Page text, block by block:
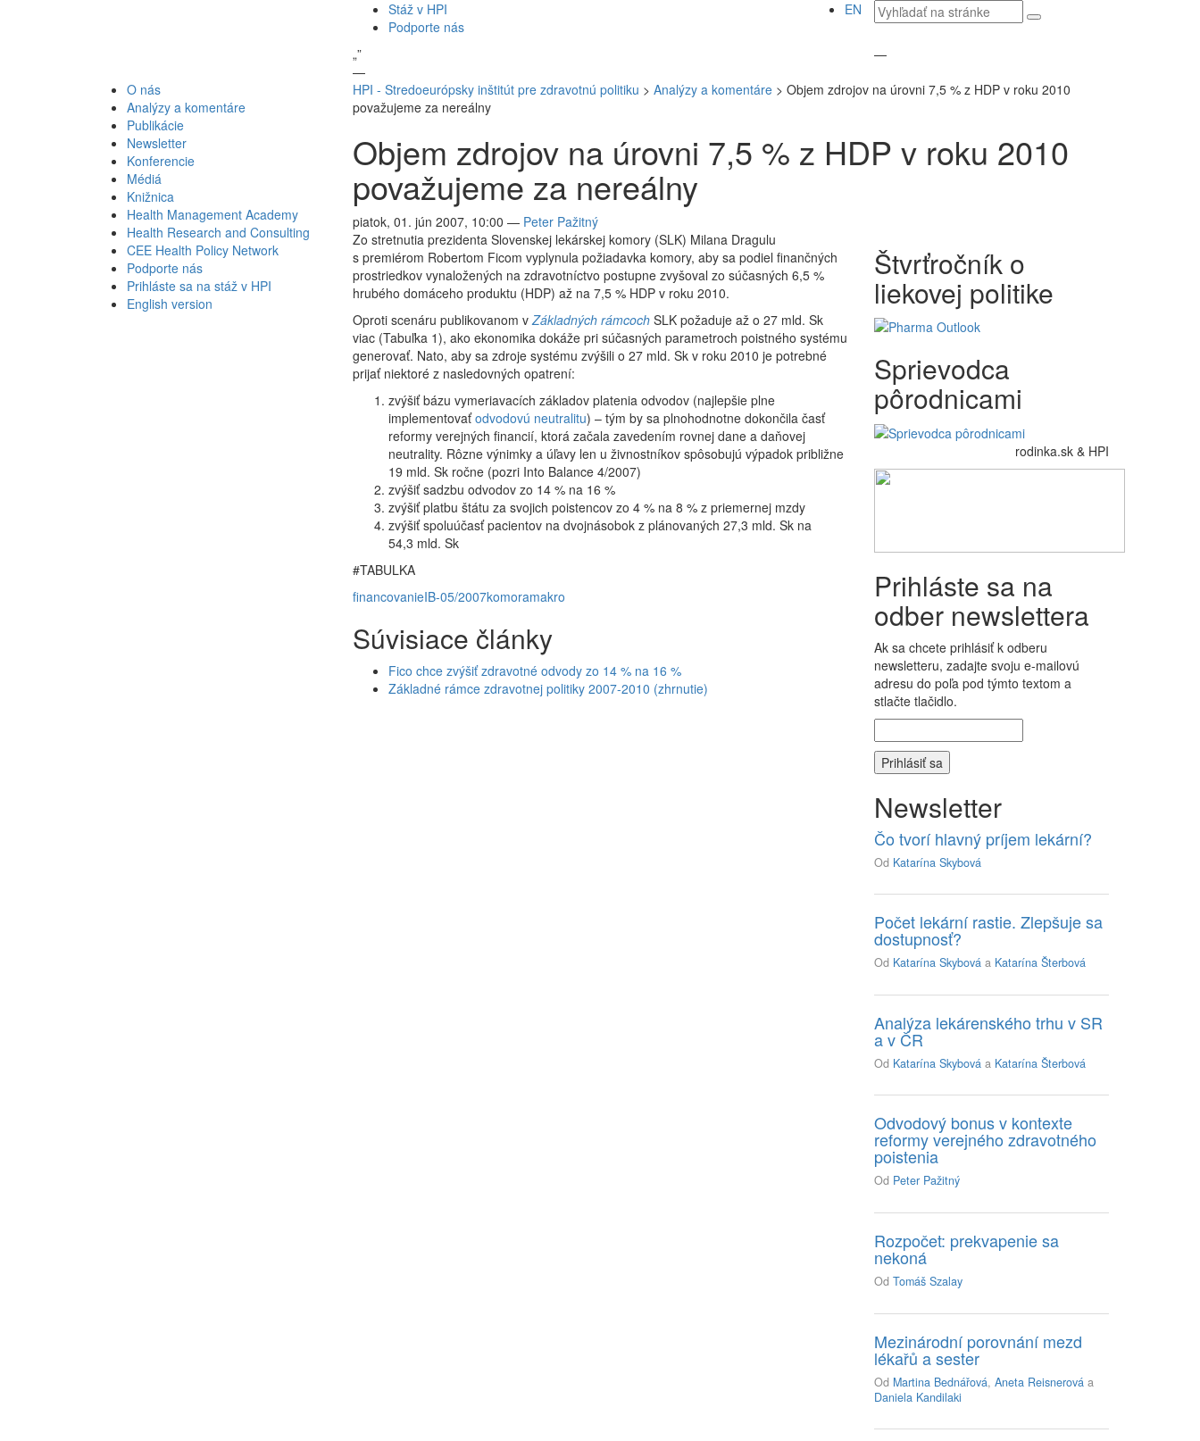
Stáž v HPI
Podporte nás
EN
Vyhľadávaný
text
„”
—
—
O nás
Analýzy a komentáre
Publikácie
Newsletter
Konferencie
Médiá
Knižnica
Health Management Academy
Health Research and Consulting
CEE Health Policy Network
Podporte nás
Prihláste sa na stáž v HPI
English version
HPI - Stredoeurópsky inštitút pre zdravotnú politiku > Analýzy a komentáre> Objem zdrojov na úrovni 7,5 % z HDP v roku 2010
považujeme za nereálny
Objem zdrojov na úrovni 7,5 % z HDP v roku 2010
považujeme za nereálny
piatok, 01. jún 2007, 10:00 — Peter Pažitný
Zo stretnutia prezidenta Slovenskej lekárskej komory (SLK) Milana Dragulu
s premiérom Robertom Ficom vyplynula požiadavka komory, aby sa podiel finančných
prostriedkov vynaložených na zdravotníctvo postupne zvyšoval zo súčasných 6,5 %
hrubého domáceho produktu (HDP) až na 7,5 % HDP v roku 2010.
Oproti scenáru publikovanom vZákladných rámcochSLK požaduje až o 27 mld. Sk
viac (Tabuľka 1), ako ekonomika dokáže pri súčasných parametroch poistného systému
generovať. Nato, aby sa zdroje systému zvýšili o 27 mld. Sk v roku 2010 je potrebné
prijať niektoré z nasledovných opatrení:
zvýšiť bázu vymeriavacích základov platenia odvodov (najlepšie plne
implementovaťodvodovú neutralitu) – tým by sa plnohodnotne dokončila časť
reformy verejných financií, ktorá začala zavedením rovnej dane a daňovej
neutrality. Rôzne výnimky a úľavy len u živnostníkov spôsobujú výpadok približne
19 mld. Sk ročne (pozri Into Balance 4/2007)
zvýšiť sadzbu odvodov zo 14 % na 16 %
zvýšiť platbu štátu za svojich poistencov zo 4 % na 8 % z priemernej mzdy
zvýšiť spoluúčasť pacientov na dvojnásobok z plánovaných 27,3 mld. Sk na
54,3 mld. Sk
#TABULKA
financovanieIB-05/2007komoramakro
Súvisiace články
Fico chce zvýšiť zdravotné odvody zo 14 % na 16 %
Základné rámce zdravotnej politiky 2007-2010 (zhrnutie)
Štvrťročník o
liekovej politike
Sprievodca
pôrodnicami
rodinka.sk & HPI
Prihláste sa na
odber newslettera
Ak sa chcete prihlásiť k odberu
newsletteru, zadajte svoju e-mailovú
adresu do poľa pod týmto textom a
stlačte tlačidlo.
Newsletter
Čo tvorí hlavný príjem lekární?
Od Katarína Skybová
Počet lekární rastie. Zlepšuje sa
dostupnosť?
Od Katarína Skybová a Katarína Šterbová
Analýza lekárenského trhu v SR
a v ČR
Od Katarína Skybová a Katarína Šterbová
Odvodový bonus v kontexte
reformy verejného zdravotného
poistenia
Od Peter Pažitný
Rozpočet: prekvapenie sa
nekoná
OdTomáš Szalay
Mezinárodní porovnání mezd
lékařů a sester
Od Martina Bednářová,Aneta Reisnerová a
Daniela Kandilaki